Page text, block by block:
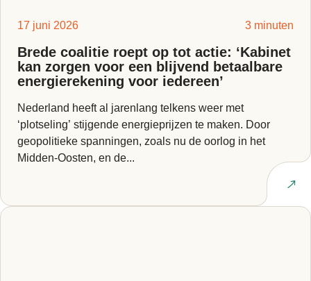
17 juni 2026 3 minuten
Brede coalitie roept op tot actie: ‘Kabinet
kan zorgen voor een blijvend betaalbare
energierekening voor iedereen’
Nederland heeft al jarenlang telkens weer met
‘plotseling’ stijgende energieprijzen te maken. Door
geopolitieke spanningen, zoals nu de oorlog in het
Midden-Oosten, en de...
Lees artikel